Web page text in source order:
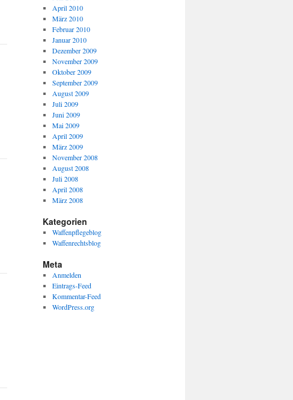
April 2010
März 2010
Februar 2010
Januar 2010
Dezember 2009
November 2009
Oktober 2009
September 2009
August 2009
Juli 2009
Juni 2009
Mai 2009
April 2009
März 2009
November 2008
August 2008
Juli 2008
April 2008
März 2008
Kategorien
Waffenpflegeblog
Waffenrechtsblog
Meta
Anmelden
Eintrags-Feed
Kommentar-Feed
WordPress.org